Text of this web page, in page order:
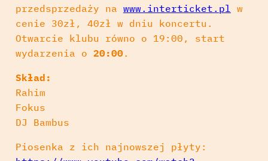
przedsprzedaży na www.interticket.pl
w
cenie 30zł, 40zł w dniu koncertu.
Otwarcie klubu równo o 19:00, start
wydarzenia o 20:00.
Skład:
Rahim
Fokus
DJ Bambus
Piosenka z ich najnowszej płyty: